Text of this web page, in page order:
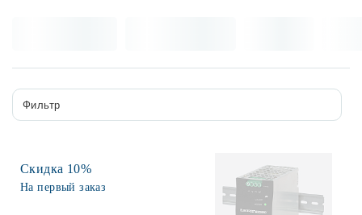
Трековые системы
Споты
Фильтр
Скидка 10%
На первый заказ